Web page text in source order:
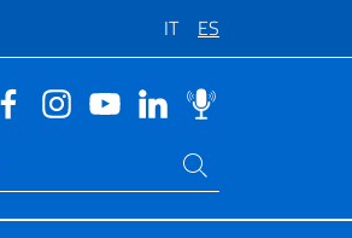
IT ES
sito live